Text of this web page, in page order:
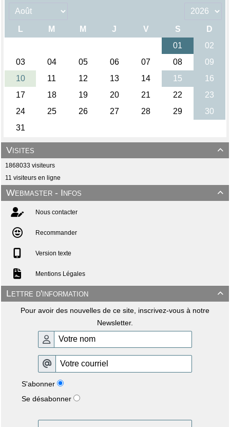

Visites
1868033 visiteurs
11 visiteurs en ligne

Webmaster - Infos
Nous contacter
Recommander
Version texte
Mentions Légales

Lettre d'information
Pour avoir des nouvelles de ce site, inscrivez-vous à notre
Newsletter.
S'abonner
Se désabonner